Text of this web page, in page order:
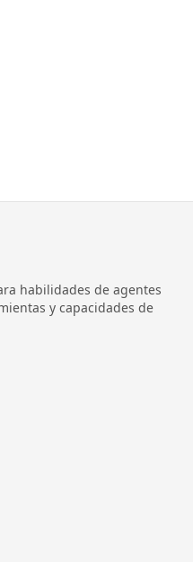
habilidades de agentes
y capacidades de